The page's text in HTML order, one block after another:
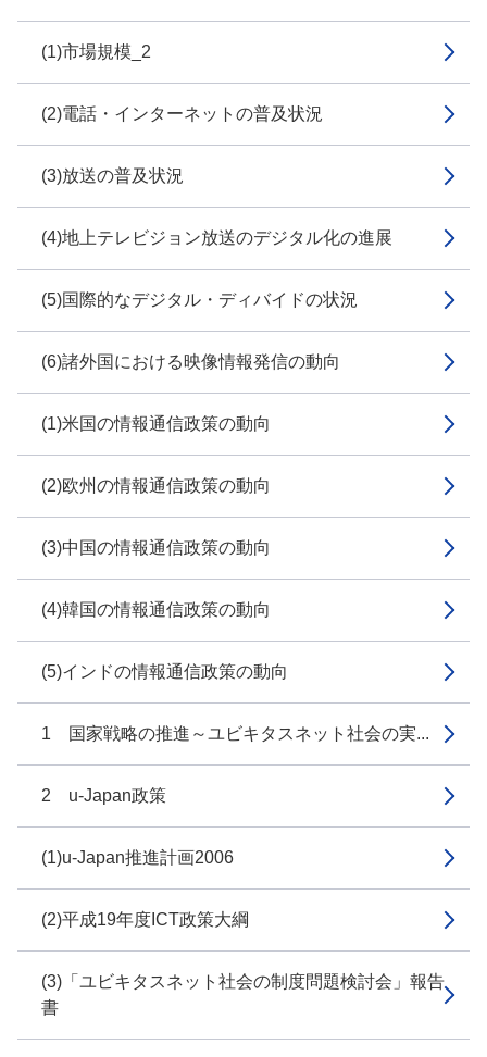
(1)市場規模_2
(2)電話・インターネットの普及状況
(3)放送の普及状況
(4)地上テレビジョン放送のデジタル化の進展
(5)国際的なデジタル・ディバイドの状況
(6)諸外国における映像情報発信の動向
(1)米国の情報通信政策の動向
(2)欧州の情報通信政策の動向
(3)中国の情報通信政策の動向
(4)韓国の情報通信政策の動向
(5)インドの情報通信政策の動向
1 国家戦略の推進～ユビキタスネット社会の実...
2 u-Japan政策
(1)u-Japan推進計画2006
(2)平成19年度ICT政策大綱
(3)「ユビキタスネット社会の制度問題検討会」報告
書